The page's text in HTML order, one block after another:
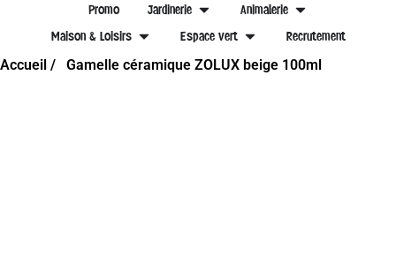
Promo Jardinerie
Animalerie
Maison & Loisirs
Espace vert Recrutement
Accueil / Gamelle céramique ZOLUX beige 100ml